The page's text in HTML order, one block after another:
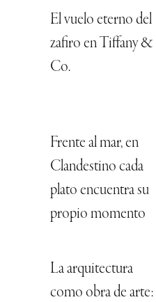
El vuelo eterno del
zafiro en Tiffany &
Co.
Frente al mar, en
Clandestino cada
plato encuentra su
propio momento
La arquitectura
como obra de arte: